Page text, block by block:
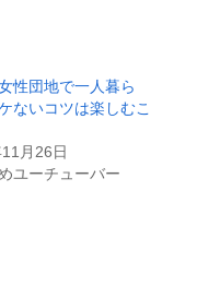
性団地で一人暮ら
ないコツは楽しむこ
月26日
ユーチューバー